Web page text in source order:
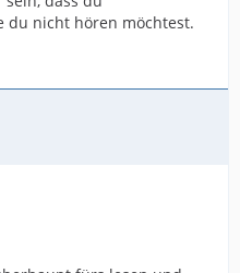
du nicht hören möchtest.